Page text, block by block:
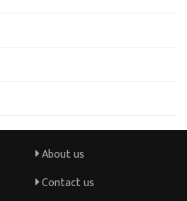
About us
Contact us